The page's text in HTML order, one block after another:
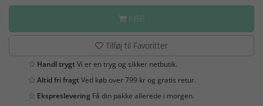
KØB
Tilføj til Favoritter
Handl trygtVi er en tryg og sikker netbutik.
Altid fri fragtVed køb over 799 kr og gratis retur.
Ekspreslevering Få din pakke allerede i morgen.